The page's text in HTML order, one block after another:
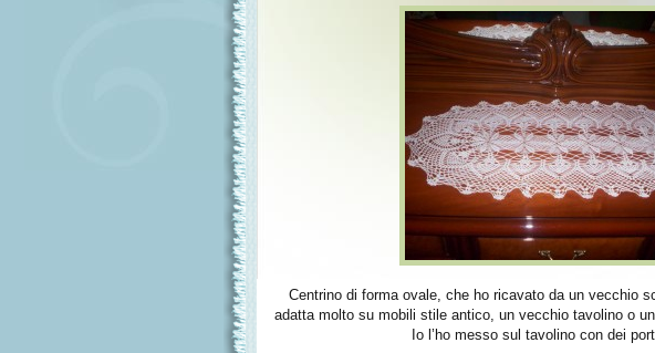
Centrino di forma ovale, che ho ricavato da un vecchio
adatta molto su mobili stile antico, un vecchio tavolino o
Io l’ho messo sul tavolino con dei